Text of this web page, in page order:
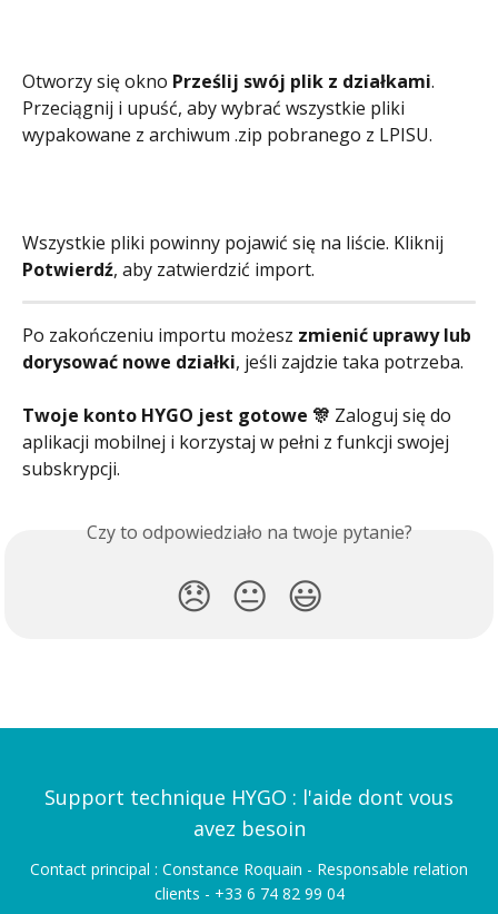
Otworzy się okno Prześlij swój plik z działkami.
Przeciągnij i upuść, aby wybrać wszystkie pliki
wypakowane z archiwum .zip pobranego z LPISU.
Wszystkie pliki powinny pojawić się na liście. Kliknij
Potwierdź, aby zatwierdzić import.
Po zakończeniu importu możesz zmienić uprawy lub
dorysować nowe działki, jeśli zajdzie taka potrzeba.
Twoje konto HYGO jest gotowe 🎊 Zaloguj się do
aplikacji mobilnej i korzystaj w pełni z funkcji swojej
subskrypcji.
Czy to odpowiedziało na twoje pytanie?
😞 😐 😃
Support technique HYGO : l'aide dont vous
avez besoin
Contact principal : Constance Roquain - Responsable relation
clients - +33 6 74 82 99 04